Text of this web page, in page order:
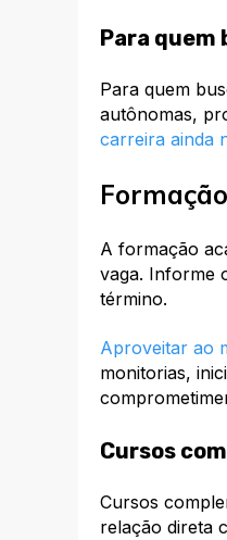
Para quem
Para quem
autônomas,
carreira ainda
A formação
vaga. Informe
término.
Aproveitar ao
monitorias,
Cursos
Cursos
relação direta